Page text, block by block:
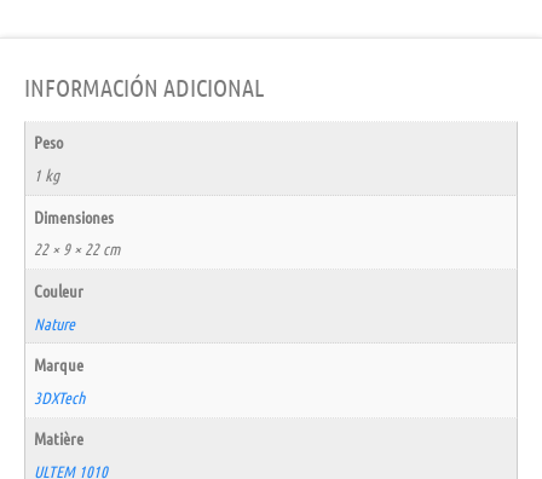
INFORMACIÓN ADICIONAL
Peso
1 kg
Dimensiones
22 × 9 × 22 cm
Couleur
Nature
Marque
3DXTech
Matière
ULTEM 1010